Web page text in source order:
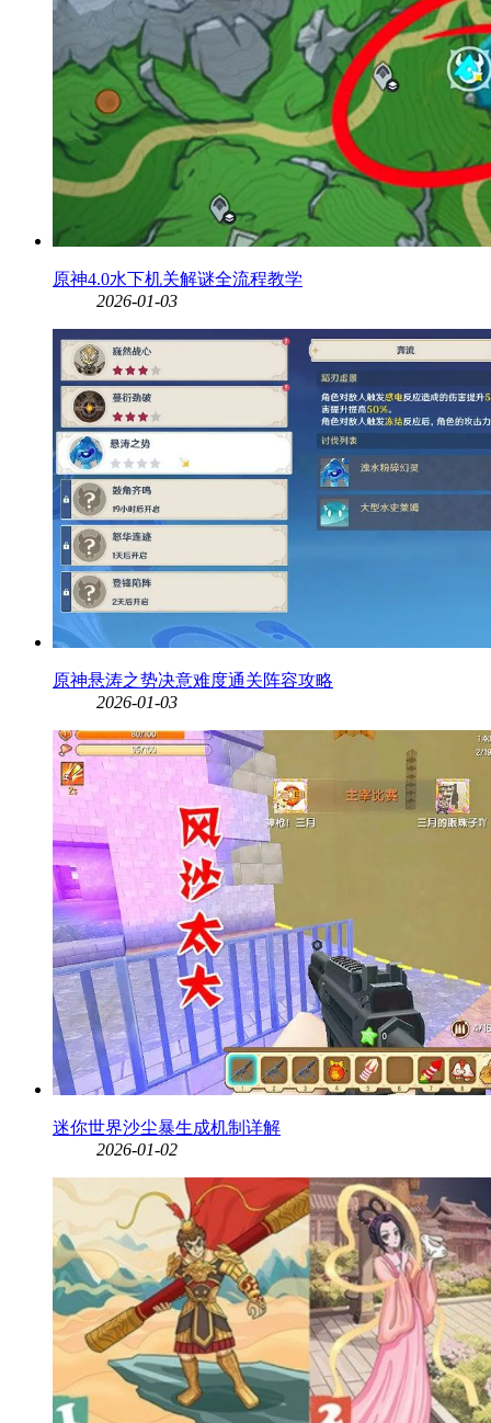
原神4.0水下机关解谜全流程教学
2026-01-03
原神悬涛之势决意难度通关阵容攻略
2026-01-03
迷你世界沙尘暴生成机制详解
2026-01-02